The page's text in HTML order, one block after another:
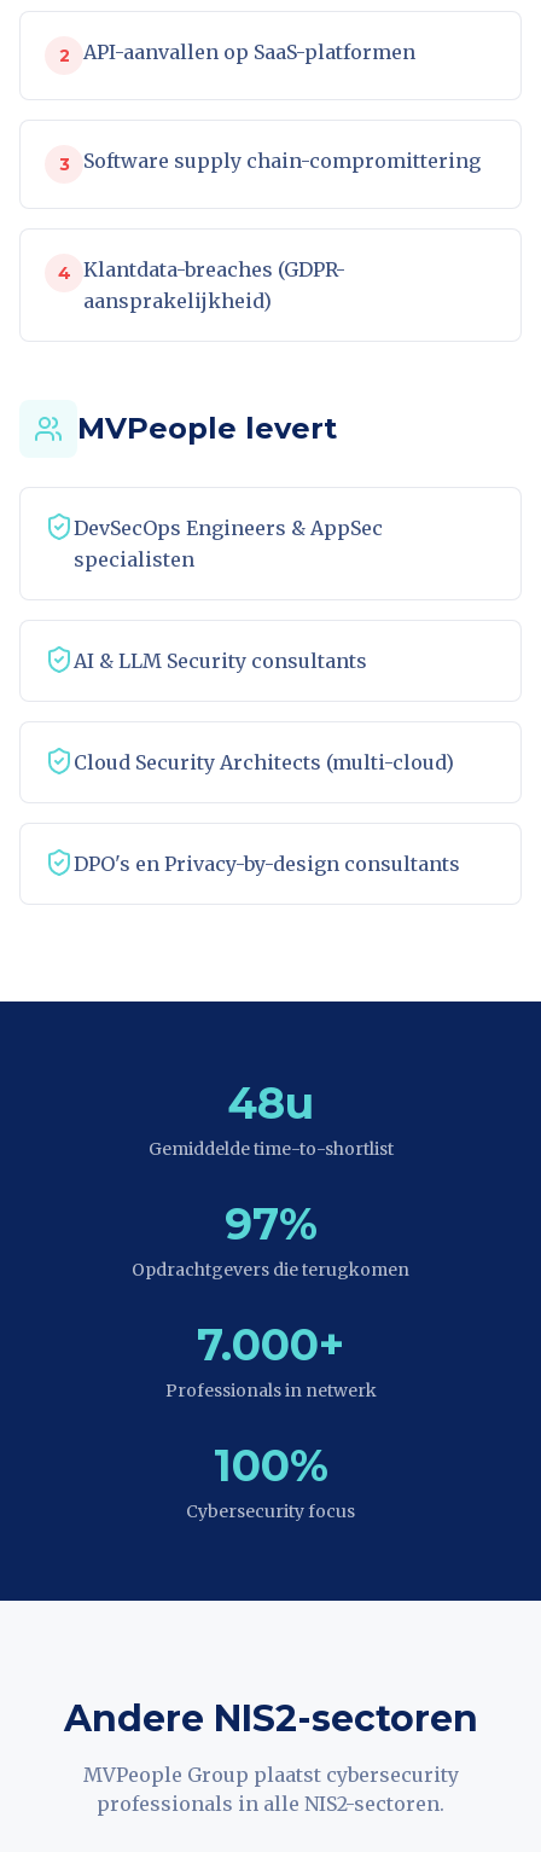
2 API-aanvallen op SaaS-platformen
3 Software supply chain-compromittering
4
Klantdata-breaches (GDPR-
aansprakelijkheid)
MVPeople levert
DevSecOps Engineers & AppSec
specialisten
AI & LLM Security consultants
Cloud Security Architects (multi-cloud)
DPO's en Privacy-by-design consultants
48u
Gemiddelde time-to-shortlist
97%
Opdrachtgevers die terugkomen
7.000+
Professionals in netwerk
100%
Cybersecurity focus
Andere NIS2-sectoren
MVPeople Group plaatst cybersecurity
professionals in alle NIS2-sectoren.